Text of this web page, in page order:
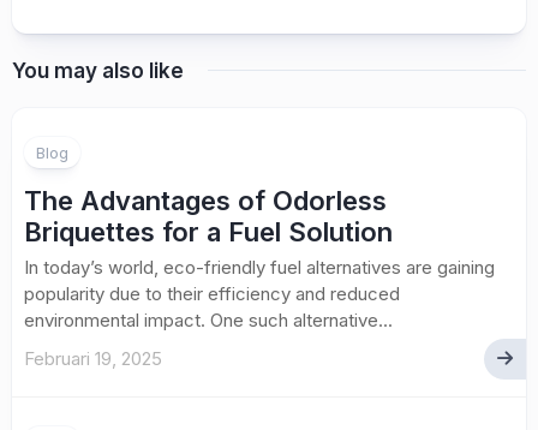
You may also like
Blog
The Advantages of Odorless
Briquettes for a Fuel Solution
In today’s world, eco-friendly fuel alternatives are gaining
popularity due to their efficiency and reduced
environmental impact. One such alternative...
Februari 19, 2025